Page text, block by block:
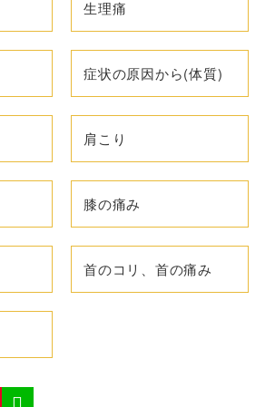
生理痛
症状の原因から(体質)
肩こり
膝の痛み
首のコリ、首の痛み